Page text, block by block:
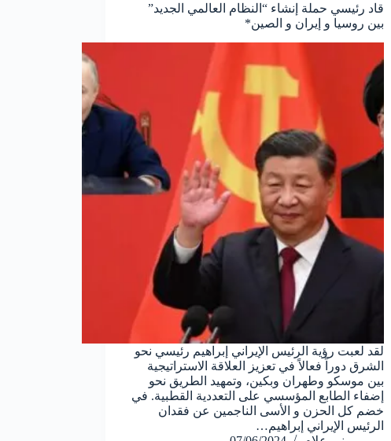
قاد رئيسي حملة إنشاء “النظام العالمي الجديد”
بين روسيا و إيران و الصين*
لقد لعبت رؤية الرئيس الإيراني إبراهيم رئيسي نحو
الشرق دوراً فعالاً في تعزيز العلاقة الاستراتيجية
بين موسكو وطهران وبكين، وتمهيد الطريق نحو
إضفاء الطابع المؤسسي على التعددية القطبية. في
خضم كل الحزن و الأسى الناجمين عن فقدان
الرئيس الإيراني إبراهيم…